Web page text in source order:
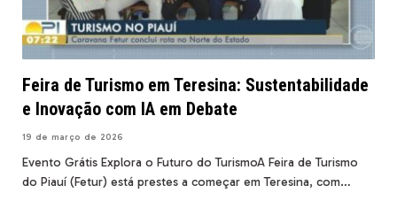
Feira de Turismo em Teresina: Sustentabilidade
e Inovação com IA em Debate
19 de março de 2026
Evento Grátis Explora o Futuro do TurismoA Feira de Turismo
do Piauí (Fetur) está prestes a começar em Teresina, com…